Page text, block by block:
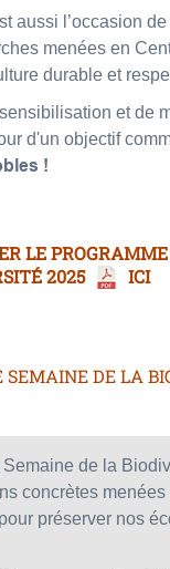
aussi l’occasion
menées en
durable et
et de
d'un objectif
!
LE
2025
ICI
SEMAINE DE LA
de la
concrètes
préserver nos